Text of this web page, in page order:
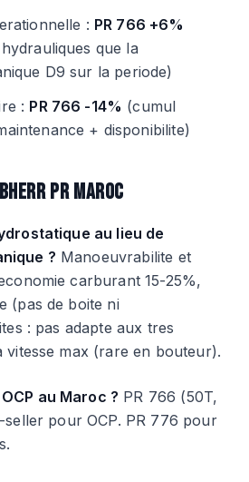
: PR 766 +6%
que la
D9 sur la periode)
: PR 766 -14% (cumul
+ disponibilite)
PR MAROC
au lieu de
? Manoeuvrabilite et
carburant 15-25%,
(pas de boite ni
: pas adapte aux tres
vitesse max (rare en bouteur).
au Maroc ? PR 766 (50T,
pour OCP. PR 776 pour